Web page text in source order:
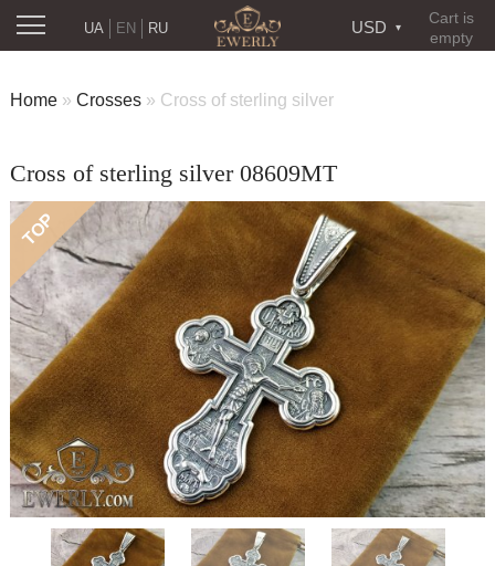
Cart is
empty
USD
RU
UA EN
Home » Crosses » Cross of sterling silver
Cross of sterling silver 08609MT
TOP